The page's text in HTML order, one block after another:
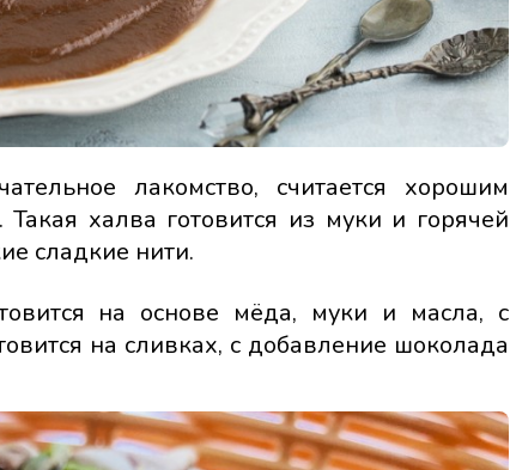
лакомство, считается хорошим
халва готовится из муки и горячей
сладкие нити.
на основе мёда, муки и масла, с
на сливках, с добавление шоколада